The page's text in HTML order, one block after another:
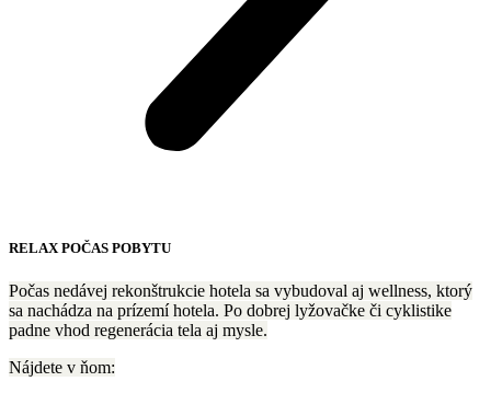
RELAX POČAS POBYTU
Počas nedávej rekonštrukcie hotela sa vybudoval aj wellness, ktorý
sa nachádza na prízemí hotela. Po dobrej lyžovačke či cyklistike
padne vhod regenerácia tela aj mysle.
Nájdete v ňom: